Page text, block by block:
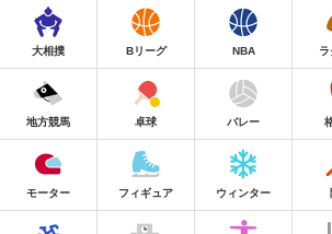
大相撲 Bリーグ NBA
地方競馬 卓球 バレー
モーター フィギュア ウィンター